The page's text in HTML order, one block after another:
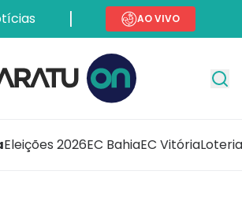
AO VIVO
Eleições 2026EC BahiaEC Vitória